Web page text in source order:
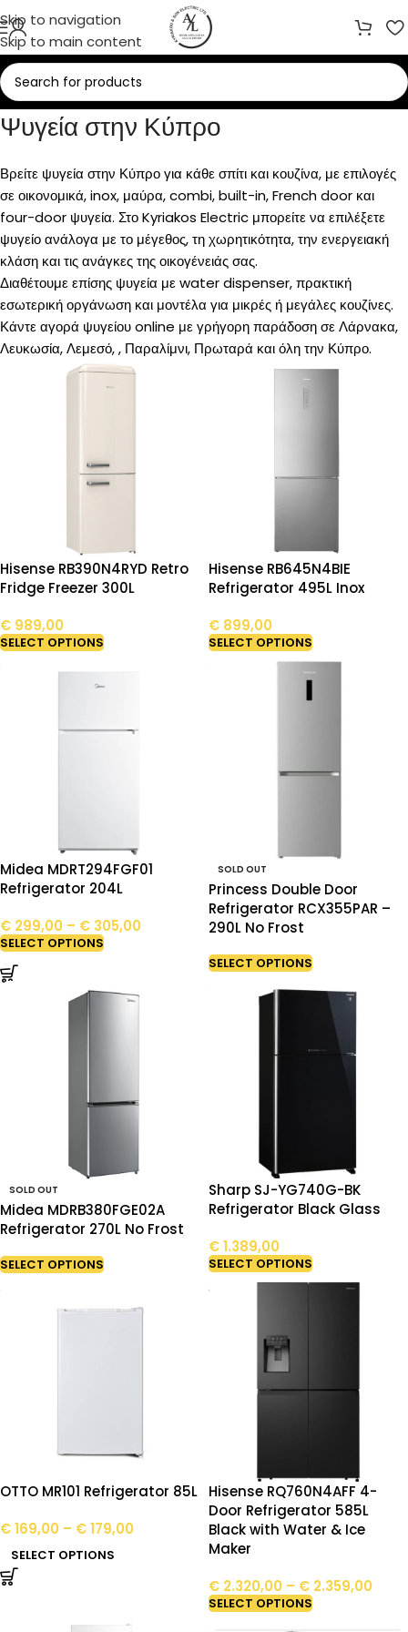
Skip to navigation
Skip to main content
Ψυγεία στην Κύπρο
Βρείτε ψυγεία στην Κύπρο για κάθε σπίτι και κουζίνα, με επιλογές
σε οικονομικά, inox, μαύρα, combi, built-in, French door και
four-door ψυγεία. Στο Kyriakos Electric μπορείτε να επιλέξετε
ψυγείο ανάλογα με το μέγεθος, τη χωρητικότητα, την ενεργειακή
κλάση και τις ανάγκες της οικογένειάς σας.
Διαθέτουμε επίσης ψυγεία με water dispenser, πρακτική
εσωτερική οργάνωση και μοντέλα για μικρές ή μεγάλες κουζίνες.
Κάντε αγορά ψυγείου online με γρήγορη παράδοση σε Λάρνακα,
Λευκωσία, Λεμεσό, , Παραλίμνι, Πρωταρά και όλη την Κύπρο.
Hisense RB390N4RYD Retro
Fridge Freezer 300L
€ 989,00
SELECT OPTIONS
Hisense RB645N4BIE
Refrigerator 495L Inox
€ 899,00
SELECT OPTIONS
Midea MDRT294FGF01
Refrigerator 204L
€ 299,00 – € 305,00
SELECT OPTIONS
SOLD OUT
Princess Double Door
Refrigerator RCX355PAR –
290L No Frost
SELECT OPTIONS
SOLD OUT
Midea MDRB380FGE02A
Refrigerator 270L No Frost
SELECT OPTIONS
Sharp SJ-YG740G-BK
Refrigerator Black Glass
€1.389,00
SELECT OPTIONS
OTTO MR101 Refrigerator 85L
€169,00 – €179,00
SELECT OPTIONS
Hisense RQ760N4AFF 4-
Door Refrigerator 585L
Black with Water & Ice
Maker
€ 2.320,00 – € 2.359,00
SELECT OPTIONS